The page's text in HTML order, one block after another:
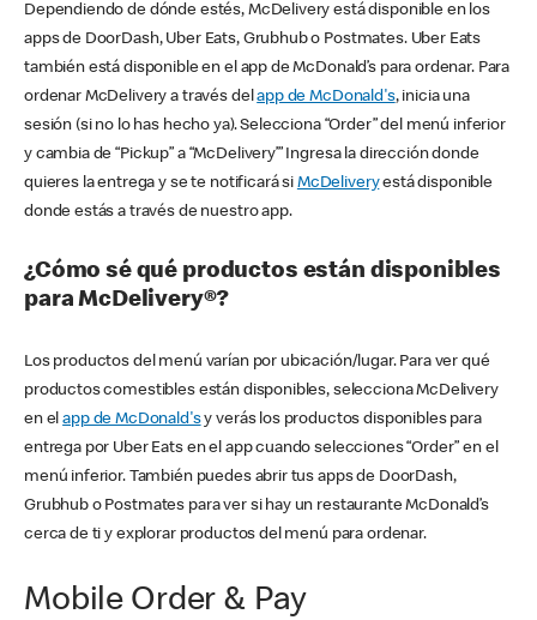
Dependiendo de dónde estés, McDelivery está disponible en los
apps de DoorDash, Uber Eats, Grubhub o Postmates. Uber Eats
también está disponible en el app de McDonald’s para ordenar. Para
ordenar McDelivery a través delapp de McDonald's, inicia una
sesión (si no lo has hecho ya). Selecciona “Order” del menú inferior
y cambia de “Pickup” a “McDelivery’” Ingresa la dirección donde
quieres la entrega y se te notificará si McDeliveryestá disponible
donde estás a través de nuestro app.
¿Cómo sé qué productos están disponibles
para McDelivery®?
Los productos del menú varían por ubicación/lugar. Para ver qué
productos comestibles están disponibles, selecciona McDelivery
en elapp de McDonald'sy verás los productos disponibles para
entrega por Uber Eats en el app cuando selecciones “Order” en el
menú inferior. También puedes abrir tus apps de DoorDash,
Grubhub o Postmates para ver si hay un restaurante McDonald’s
cerca de ti y explorar productos del menú para ordenar.
Mobile Order & Pay